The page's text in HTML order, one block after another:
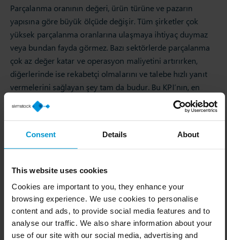
Consent Details About
This website uses cookies
Cookies are important to you, they enhance your
browsing experience. We use cookies to personalise
content and ads, to provide social media features and to
analyse our traffic. We also share information about your
use of our site with our social media, advertising and
Parçalanma oranının değeri, ürün türüne ve pazarın
yapısına göre büyük ölçüde değişir. Tüm şirketler çok
yüksek parçalanma oranlarına ulaşmaya ihtiyaç duymaz
veya bundan fayda görmez. Bazı sektörlerde parçalanma
çok az değer katar ve operasyon maliyetini artırırken,
diğerlerinde ise rekabetçi olmalarını ve talebe hızlı yanıt
vermelerini sağlayan şey tam da budur. Bu KPI’nın, en
düşük parçalanma derecesinden en yüksek parçalanma
derecesine kadar farklı üretim ve ticari bağlamlarda nasıl
Endüstriyel ve hammadde sektörü: düşük
Metalurji, kimya ve hammadde gibi sektörlerde, kırılma
oranı genellikle çok düşüktür, hatta 1’e yakındır. Bu
sektörlerde ürünler büyük hacimlerde pazarlanır (çelik
bobinler, petrol varilleri, gübre torbaları) ve müşteriye
ulaşmadan önce parçalanmaları genellikle minimum